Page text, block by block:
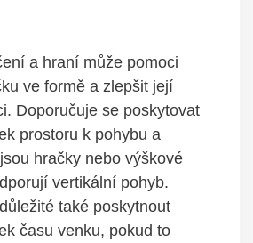
a hraní může pomoci
ve formě a zlepšit její
Doporučuje se poskytovat
prostoru k pohybu a
hračky nebo výškové
vertikální pohyb.
také poskytnout
času venku, pokud to